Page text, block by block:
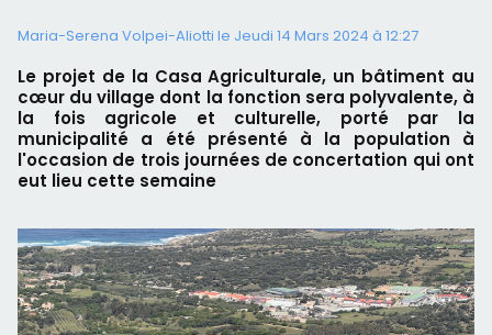
Maria-Serena Volpei-Aliotti le Jeudi 14 Mars 2024 à 12:27
Le projet de la Casa Agriculturale, un bâtiment au
cœur du village dont la fonction sera polyvalente, à
la fois agricole et culturelle, porté par la
municipalité a été présenté à la population à
l'occasion de trois journées de concertation qui ont
eut lieu cette semaine